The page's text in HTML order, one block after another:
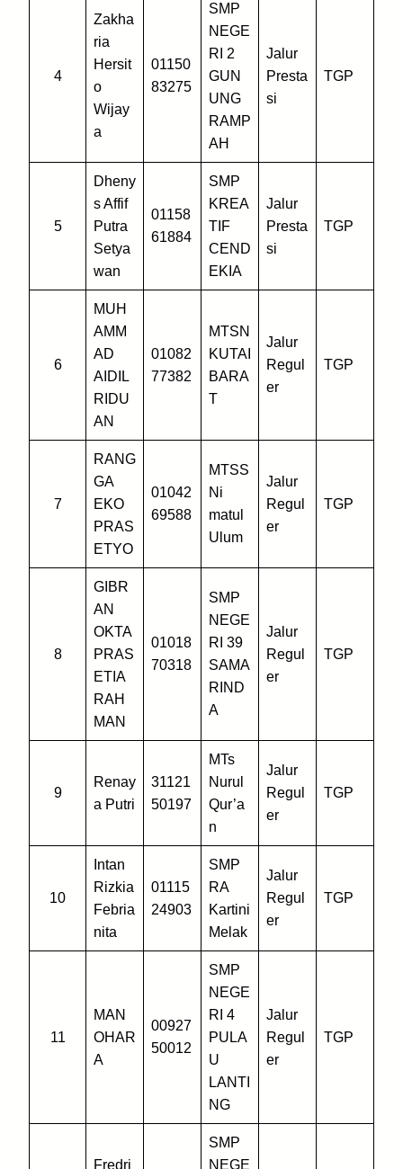
4
Zakha
ria
Hersit
o
Wijay
a
01150
83275
SMP
NEGE
RI 2
GUN
UNG
RAMP
AH
Jalur
Presta
si
TGP
5
Dheny
s Affif
Putra
Setya
wan
01158
61884
SMP
KREA
TIF
CEND
EKIA
Jalur
Presta
si
TGP
6
MUH
AMM
AD
AIDIL
RIDU
AN
01082
77382
MTSN
KUTAI
BARA
T
Jalur
Regul
er
TGP
7
RANG
GA
EKO
PRAS
ETYO
01042
69588
MTSS
Ni
matul
Ulum
Jalur
Regul
er
TGP
8
GIBR
AN
OKTA
PRAS
ETIA
RAH
MAN
01018
70318
SMP
NEGE
RI 39
SAMA
RIND
A
Jalur
Regul
er
TGP
9
Renay
a Putri
31121
50197
MTs
Nurul
Qur’a
n
Jalur
Regul
er
TGP
10
Intan
Rizkia
Febria
nita
01115
24903
SMP
RA
Kartini
Melak
Jalur
Regul
er
TGP
11
MAN
OHAR
A
00927
50012
SMP
NEGE
RI 4
PULA
U
LANTI
NG
Jalur
Regul
er
TGP
Fredri
SMP
NEGE